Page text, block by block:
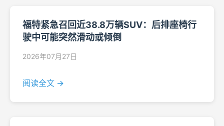
福特紧急召回近38.8万辆SUV：后排座椅行
驶中可能突然滑动或倾倒
2026年07月27日
阅读全文 →